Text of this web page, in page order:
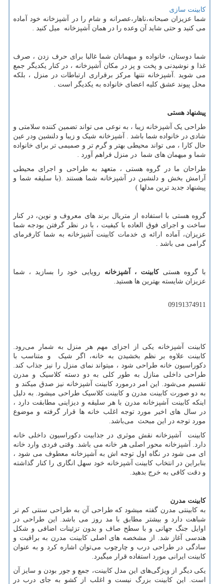
کابینت سازی
شما عزیزان صبحانه،ناهار،عصرانه و شام را در آشپزخانه خود آماده
می کنید و حتی شاید آن وعده را در همان آشپزخانه میل کنید .
شما دوستان، خانواده و میهمانان شما غالبا برای حرف زدن ، صرف
غذا و نوشیدنی و پخت و پز در مکان آَشپزخانه ، در کنار یکدیگر جمع
می شوید .آشپزخانه نتنها مرکز برقراری ارتباطات در منزل ، بلکه
محل پیوند عشق کلیه اعضای خانواده به یکدیگر است .
پیشنهاد هستی
طراحی یک آشپزخانه زیبا ، به نوعی می تواند تضمین کننده سلامتی و
شادی در خانواده شما باشد . آشپزخانه شیک و زیبا و دلنشین ودر عین
حال کارا ، می تواند محیطی بهتر و گرم تر و صمیمی تر برای خانواده
شما و میهمان های شما در منزل فراهم آورد .
طراحان ما در گروه هستی ، متعهد به طراحی و اجرای محیطی
آرامش بخش و دلنشین در آشپزخانه شما هستند .(با سلیقه شما و
پیشنهاد جدید ترین مدلها )
گروه هستی با استفاده از متریال برند های معروف و نوین، در کنار
ساخت و اجرای فوق العاده با کیفیت ، با در نظر گرفتن بودجه شما
عزیزان، آماده ارائه ی خدمات کابینت آشپزخانه به شما کارفرمای
گرامی می باشد .
با گروه هستیکابینت ، آشپزخانه رویایی خود را بسازید ، شما
عزیزان شایسته بهترین ها هستید.
09191374911
کابینت آشپزخانه یکی از اجزای مهم هر منزل به شمار می‌رود.
کابینت علاوه بر نظم بخشیدن به خانه، اگر شیک و متناسب با
دکوراسیون خانه طراحی شود ، میتواند نمای منزل را نیز جذاب‌ کند.
طراحی داخلی منازل به طور کلی به دو دسته کلاسیک و مدرن
تقسیم می‌شود. این امر درمورد کابینت آشپزخانه نیز صدق میکند و
به دو صورت کابینت مدرن و کابینت کلاسیک طراحی میشود. به دلیل
اینکه کابینت آشپزخانه مدرن با هر سلیقه و دیزاینی مطابقت دارد ،
در سال های اخیر مورد توجه اغلب خانه ها قرار گرفته و موضوع
مورد توجه در این مبحث می‌باشد.
کابینت آشپزخانه نقش موثری در جذابیت دکوراسیون داخلی خانه
دارد. آشپزخانه محور اصلی هر خانه می باشد. وقتی فردی وارد خانه
ای می شود در نگاه اول توجه اش به آشپزخانه معطوف می شود ،
بنابراین در انتخاب کابینت آشپزخانه خود سهل ‌انگاری را کنار گذاشته
و دقت کافی به خرج بدهید.
کابینت مدرن
به کابینتی مدرن گفته میشود که طراحی آن به طراحی سنتی کم تر
شباهت دارد و بیشتر مطابق با مد روز می باشد. این طراحی در
اوایل جنگ جهانی و با سطح صاف و بدون تزئینات اضافی و شکل
هندسی آغاز شد. از مشخصه های اصلی کابینت مدرن به براقیت و
سادگی در طراحی درب و چارچوب میتوان اشاره کرد و به عنوان
کابینت ایرانی مورد استفاده قرار میگیرد.
یکی دیگر از ویژگی‌های این مدل کابینت، جمع و جور بودن و سایز آن
است. این کابینت بزرگ نیست و اغلب از کشو به جای درب در